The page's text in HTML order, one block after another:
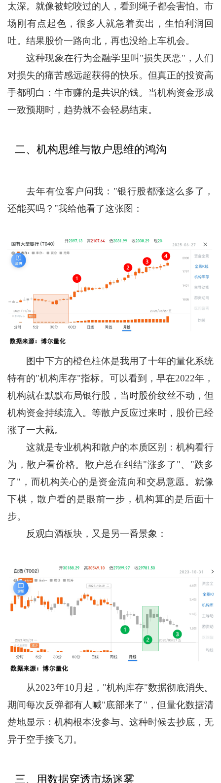
太深。就像被蛇咬过的人，看到绳子都会害怕。市
场刚有点起色，很多人就急着卖出，生怕利润回
吐。结果股价一路向北，再也没给上车机会。
这种现象在行为金融学里叫"损失厌恶"，人们
对损失的痛苦感远超获得的快乐。但真正的投资高
手都明白：牛市赚的是共识的钱。当机构资金形成
一致预期时，趋势就不会轻易结束。
二、机构思维与散户思维的鸿沟
去年有位客户问我："银行股都涨这么多了，
还能买吗？"我给他看了这张图：
图中下方的橙色柱体是我用了十年的量化系统
特有的"机构库存"指标。可以看到，早在2022年，
机构就在默默布局银行股，当时股价纹丝不动，但
机构资金持续流入。等散户反应过来时，股价已经
涨了一大截。
这就是专业机构和散户的本质区别：机构看行
为，散户看价格。散户总在纠结"涨多了"、"跌多
了"，而机构关心的是资金流向和交易意愿。就像
下棋，散户看的是眼前一步，机构算的是后面十
步。
反观白酒板块，又是另一番景象：
从2023年10月起，"机构库存"数据彻底消失。
期间每次反弹都有人喊"底部来了"，但量化数据清
楚地显示：机构根本没参与。这种时候去抄底，无
异于空手接飞刀。
三、用数据穿透市场迷雾